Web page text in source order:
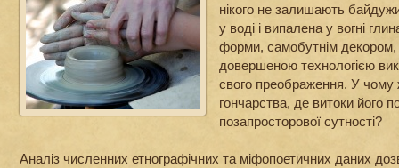
нікого не залишають
у воді і випалена у вогні
форми, самобутнім
довершеною технологією
свого преображення. У
гончарства, де витоки його
позапросторової сутності?
Аналіз численних етнографічних та міфопоетичних даних